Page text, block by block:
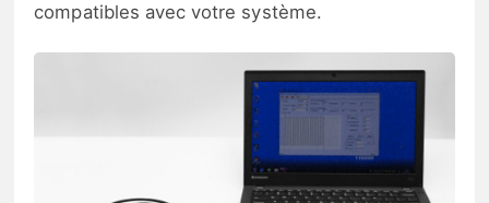
compatibles avec votre système.